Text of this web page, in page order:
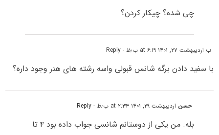
چی شده؟ چیکار کردن؟
ب اردیبهشت ۲۷, ۱۴۰۱ at ۶:۱۹ ب٫ظ - Reply
با سفید دادن برگه شانس قبولی واسه رشته های هنر وجود داره؟
حسن اردیبهشت ۲۹, ۱۴۰۱ at ۲:۳۳ ب٫ظ - Reply
بله. من یکی از دوستانم شانسی جواب داده بود ۴ تا